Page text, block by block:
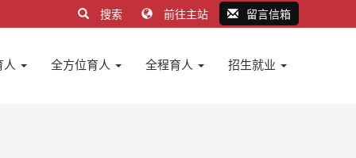
搜索 前往主站 留言信箱
全方位育人 全程育人 招生就业